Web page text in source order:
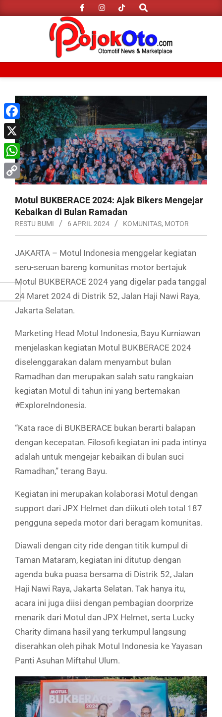
to
Search
Navigation
Menu
Motul BUKBERACE 2024: Ajak Bikers Mengejar
Kebaikan di Bulan Ramadan
RESTU BUMI 6 APRIL 2024 KOMUNITAS, MOTOR
JAKARTA – Motul Indonesia menggelar kegiatan
seru-seruan bareng komunitas motor bertajuk
Motul BUKBERACE 2024 yang digelar pada tanggal
24 Maret 2024 di Distrik 52, Jalan Haji Nawi Raya,
Jakarta Selatan.
Marketing Head Motul Indonesia, Bayu Kurniawan
menjelaskan kegiatan Motul BUKBERACE 2024
diselenggarakan dalam menyambut bulan
Ramadhan dan merupakan salah satu rangkaian
kegiatan Motul di tahun ini yang bertemakan
#ExploreIndonesia.
“Kata race di BUKBERACE bukan berarti balapan
dengan kecepatan. Filosofi kegiatan ini pada intinya
adalah untuk mengejar kebaikan di bulan suci
Ramadhan,” terang Bayu.
Kegiatan ini merupakan kolaborasi Motul dengan
support dari JPX Helmet dan diikuti oleh total 187
pengguna sepeda motor dari beragam komunitas.
Diawali dengan city ride dengan titik kumpul di
Taman Mataram, kegiatan ini ditutup dengan
agenda buka puasa bersama di Distrik 52, Jalan
Haji Nawi Raya, Jakarta Selatan. Tak hanya itu,
acara ini juga diisi dengan pembagian doorprize
menarik dari Motul dan JPX Helmet, serta Lucky
Charity dimana hasil yang terkumpul langsung
diserahkan oleh pihak Motul Indonesia ke Yayasan
Panti Asuhan Miftahul Ulum.
Facebook
X
WhatsApp
Copy
Link